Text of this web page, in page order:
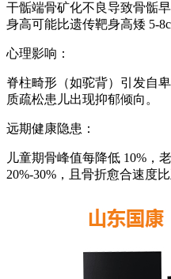
干骺端骨矿化不良导致骨骺
身高可能比遗传靶身高矮 5-
心理影响：
脊柱畸形（如驼背）引发自
质疏松患儿出现抑郁倾向。
远期健康隐患：
儿童期骨峰值每降低 10%，
20%-30%，且骨折愈合速度比